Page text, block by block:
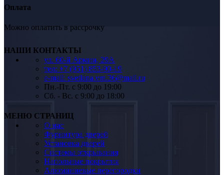
Оплата
Можно оплатить в рассрочку
НАШИ КОНТАКТЫ
ул. 60-й Армии, 29А
тел: +7 (951) 853-90-19
e-mail: svetlana.vrn.36@mail.ru
Пн.-Пт. c 9:00 до 19:00
Сб. - Вс. c 9:00 до 18:00
МЕНЮ СТРАНИЦ
О нас
Фурнитура дверей
Установка дверей
Системы открывания
Напольные покрытия
Алюминиевые перегородки